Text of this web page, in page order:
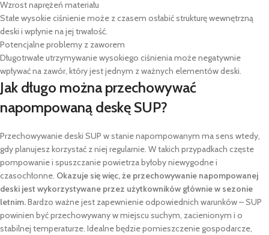
Wzrost naprężeń materiału
Stałe wysokie ciśnienie może z czasem osłabić strukturę wewnętrzną
deski i wpłynie na jej trwałość.
Potencjalne problemy z zaworem
Długotrwałe utrzymywanie wysokiego ciśnienia może negatywnie
wpływać na zawór, który jest jednym z ważnych elementów deski.
Jak długo można przechowywać
napompowaną deskę SUP?
Przechowywanie deski SUP w stanie napompowanym ma sens wtedy,
gdy planujesz korzystać z niej regularnie. W takich przypadkach częste
pompowanie i spuszczanie powietrza byłoby niewygodne i
czasochłonne. Okazuje się więc, że przechowywanie napompowanej
deski jest wykorzystywane przez użytkowników głównie w sezonie
letnim.Bardzo ważne jest zapewnienie odpowiednich warunków – SUP
powinien być przechowywany w miejscu suchym, zacienionym i o
stabilnej temperaturze. Idealne będzie pomieszczenie gospodarcze,